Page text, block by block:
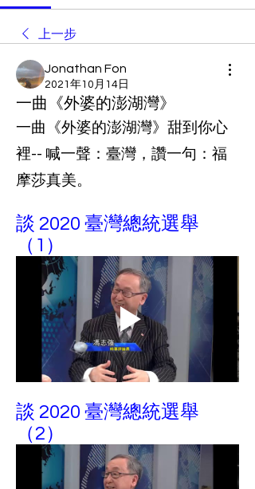
上一步
Jonathan Fon
2021年10月14日
一曲《外婆的澎湖灣》
一曲《外婆的澎湖灣》甜到你心
裡-- 喊一聲：臺灣，讚一句：福
摩莎真美。
談 2020 臺灣總統選舉
（1）
談 2020 臺灣總統選舉
（2）